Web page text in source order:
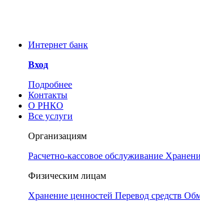
Интернет банк
Вход
Подробнее
Контакты
О РНКО
Все услуги
Организациям
Расчетно-кассовое обслуживание
Физическим лицам
Хранение ценностей Перевод средств
РНКО «Металлург» нет